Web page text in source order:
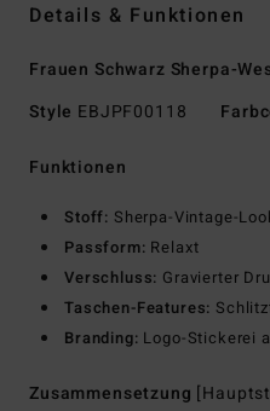
Details & Funktionen
Frauen Schwarz Sherpa-
Style EBJPF00118
Funktionen
Stoff: Sherpa-Vintage-
Passform: Relaxt
Verschluss: Gravierter
Taschen-Features:
Branding: Logo-Stickerei
Zusammensetzung